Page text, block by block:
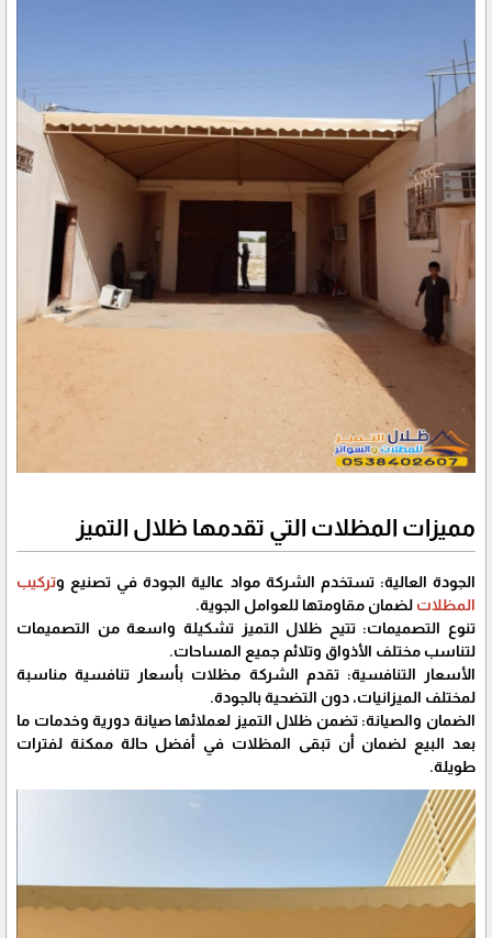
مميزات المظلات التي تقدمها ظلال التميز
الجودة العالية: تستخدم الشركة مواد عالية الجودة في تصنيع وتركيب
المظلات لضمان مقاومتها للعوامل الجوية.
تنوع التصميمات: تتيح ظلال التميز تشكيلة واسعة من التصميمات
لتناسب مختلف الأذواق وتلائم جميع المساحات.
الأسعار التنافسية: تقدم الشركة مظلات بأسعار تنافسية مناسبة
لمختلف الميزانيات، دون التضحية بالجودة.
الضمان والصيانة: تضمن ظلال التميز لعملائها صيانة دورية وخدمات ما
بعد البيع لضمان أن تبقى المظلات في أفضل حالة ممكنة لفترات
طويلة.